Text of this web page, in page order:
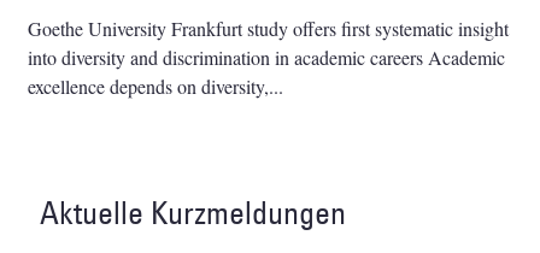
Goethe University Frankfurt study offers first systematic insight
into diversity and discrimination in academic careers Academic
excellence depends on diversity,
Aktuelle Kurzmeldungen